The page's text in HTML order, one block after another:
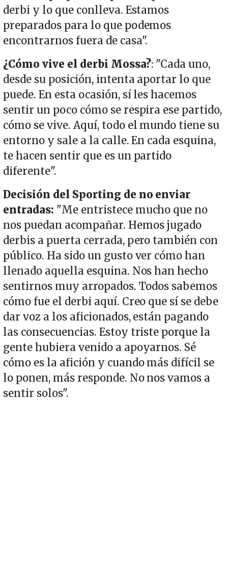
derbi y lo que conlleva. Estamos
preparados para lo que podemos
encontrarnos fuera de casa".
¿Cómo vive el derbi Mossa?: "Cada uno,
desde su posición, intenta aportar lo que
puede. En esta ocasión, sí les hacemos
sentir un poco cómo se respira ese partido,
cómo se vive. Aquí, todo el mundo tiene su
entorno y sale a la calle. En cada esquina,
te hacen sentir que es un partido
diferente".
Decisión del Sporting de no enviar
entradas: "Me entristece mucho que no
nos puedan acompañar. Hemos jugado
derbis a puerta cerrada, pero también con
público. Ha sido un gusto ver cómo han
llenado aquella esquina. Nos han hecho
sentirnos muy arropados. Todos sabemos
cómo fue el derbi aquí. Creo que sí se debe
dar voz a los aficionados, están pagando
las consecuencias. Estoy triste porque la
gente hubiera venido a apoyarnos. Sé
cómo es la afición y cuando más difícil se
lo ponen, más responde. No nos vamos a
sentir solos".